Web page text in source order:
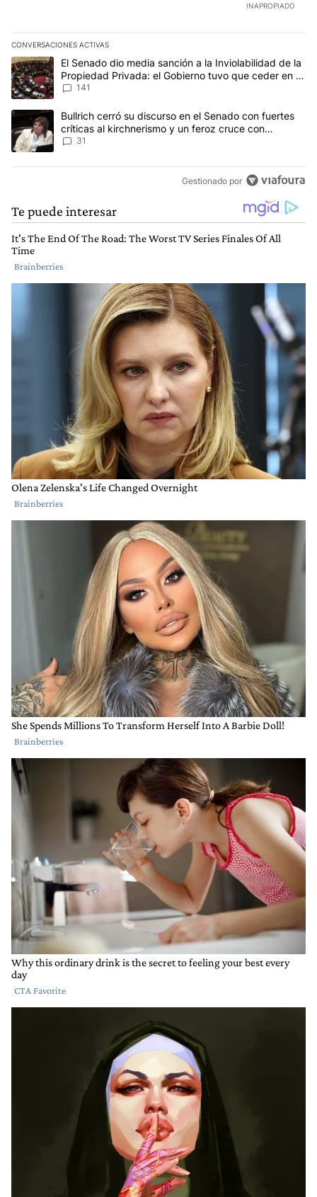
INAPROPIADO
CONVERSACIONES ACTIVAS
Este listado muestra los artículos con más comentarios en los
Un artículo de tendencia con el título "El Senado dio media
El Senado dio media sanción a la Inviolabilidad de la
Propiedad Privada: el Gobierno tuvo que ceder en la
Ley del Manejo del Fuego
141
Un artículo de tendencia con el título "Bullrich cerró su discurso
Bullrich cerró su discurso en el Senado con fuertes
críticas al kirchnerismo y un feroz cruce con
Capitanich al que le gritó “¡cállate!”
31
Gestionado por